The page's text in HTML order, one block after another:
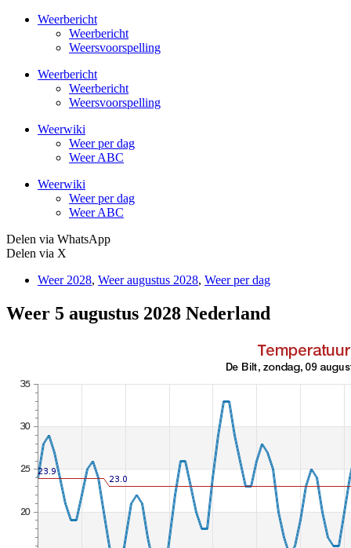
Weerbericht
Weerbericht
Weersvoorspelling
Weerbericht
Weerbericht
Weersvoorspelling
Weerwiki
Weer per dag
Weer ABC
Weerwiki
Weer per dag
Weer ABC
Delen via WhatsApp
Delen via X
Weer 2028, Weer augustus 2028, Weer per dag
Weer 5 augustus 2028 Nederland